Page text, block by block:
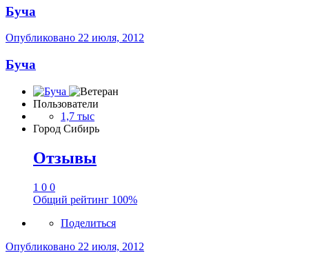
Буча
Опубликовано 22 июля, 2012
Буча
Пользователи
1,7 тыс
Город Сибирь
Отзывы
1 0 0
Общий рейтинг 100%
Поделиться
Опубликовано 22 июля, 2012